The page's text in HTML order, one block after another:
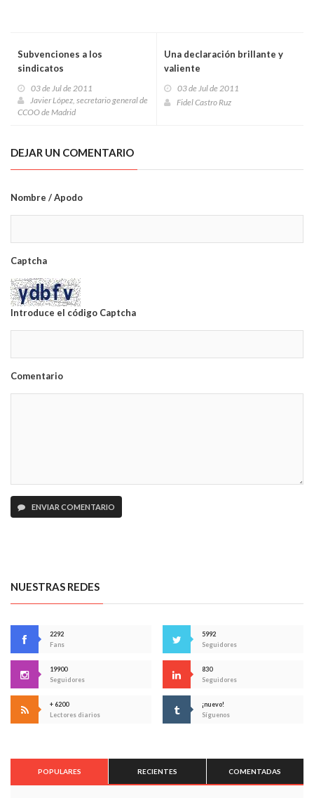
Subvenciones a los
sindicatos
03 de Jul de 2011
Javier López, secretario general de
CCOO de Madrid
Una declaración brillante y
valiente
03 de Jul de 2011
Fidel Castro Ruz
DEJAR UN COMENTARIO
Nombre / Apodo
Captcha
Introduce el código Captcha
Comentario
ENVIAR COMENTARIO
NUESTRAS REDES
2292
Fans
5992
Seguidores
19900
Seguidores
830
Seguidores
+ 6200
Lectores diarios
¡nuevo!
Síguenos
POPULARES RECIENTES COMENTADAS